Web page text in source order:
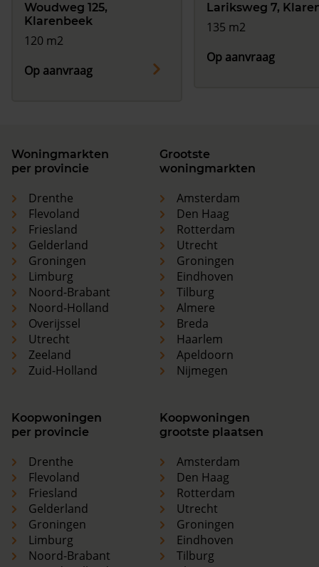
Woudweg 125,
Klarenbeek
120 m2
Op aanvraag
Lariksweg 7,
135 m2
Op aanvraag
Woningmarkten
per provincie
Drenthe
Flevoland
Friesland
Gelderland
Groningen
Limburg
Noord-Brabant
Noord-Holland
Overijssel
Utrecht
Zeeland
Zuid-Holland
Grootste
woningmarkten
Amsterdam
Den Haag
Rotterdam
Utrecht
Groningen
Eindhoven
Tilburg
Almere
Breda
Haarlem
Apeldoorn
Nijmegen
Koopwoningen
per provincie
Drenthe
Flevoland
Friesland
Gelderland
Groningen
Limburg
Noord-Brabant
Koopwoningen
grootste plaatsen
Amsterdam
Den Haag
Rotterdam
Utrecht
Groningen
Eindhoven
Tilburg